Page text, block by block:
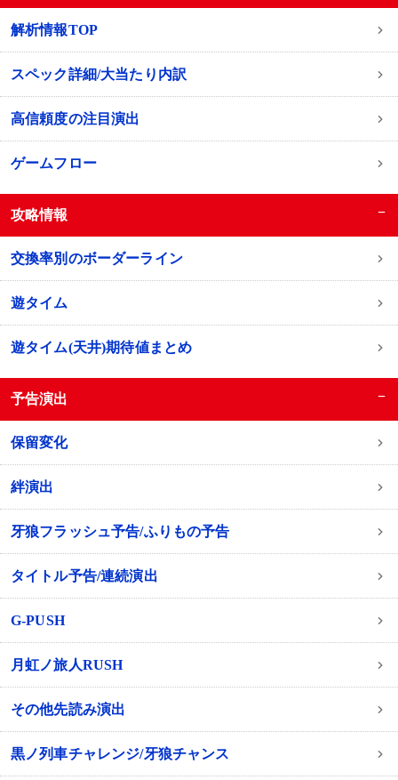
解析情報TOP
スペック詳細/大当たり内訳
高信頼度の注目演出
ゲームフロー
攻略情報 −
交換率別のボーダーライン
遊タイム
遊タイム(天井)期待値まとめ
予告演出 −
保留変化
絆演出
牙狼フラッシュ予告/ふりもの予告
タイトル予告/連続演出
G-PUSH
月虹ノ旅人RUSH
その他先読み演出
黒ノ列車チャレンジ/牙狼チャンス